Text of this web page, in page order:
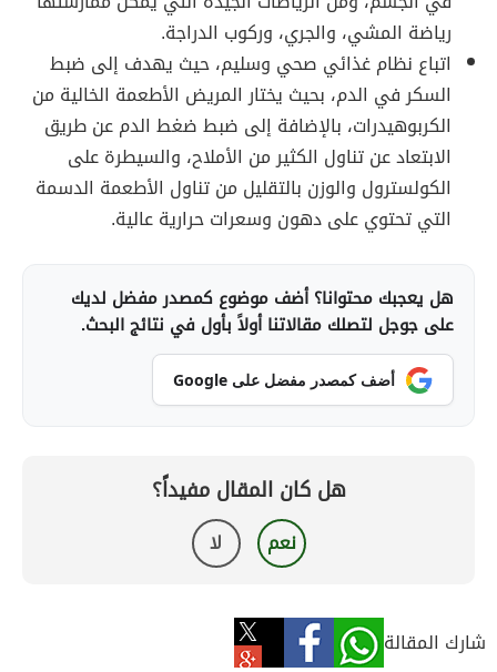
رياضة المشي، والجري، وركوب الدراجة.
اتباع نظام غذائي صحي وسليم، حيث يهدف إلى ضبط
السكر في الدم، بحيث يختار المريض الأطعمة الخالية من
الكربوهيدرات، بالإضافة إلى ضبط ضغط الدم عن طريق
الابتعاد عن تناول الكثير من الأملاح، والسيطرة على
الكولسترول والوزن بالتقليل من تناول الأطعمة الدسمة
التي تحتوي على دهون وسعرات حرارية عالية.
هل يعجبك محتوانا؟ أضف موضوع كمصدر مفضل لديك
على جوجل لتصلك مقالاتنا أولاً بأول في نتائج البحث.
أضف كمصدر مفضل على Google
هل كان المقال مفيداً؟
نعم لا
شارك المقالة